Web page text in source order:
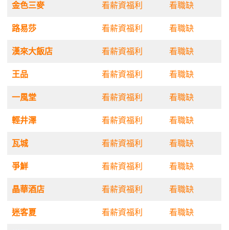
金色三麥 看薪資福利 看職缺
路易莎 看薪資福利 看職缺
漢來大飯店 看薪資福利 看職缺
王品 看薪資福利 看職缺
一風堂 看薪資福利 看職缺
輕井澤 看薪資福利 看職缺
瓦城 看薪資福利 看職缺
爭鮮 看薪資福利 看職缺
晶華酒店 看薪資福利 看職缺
迷客夏 看薪資福利 看職缺